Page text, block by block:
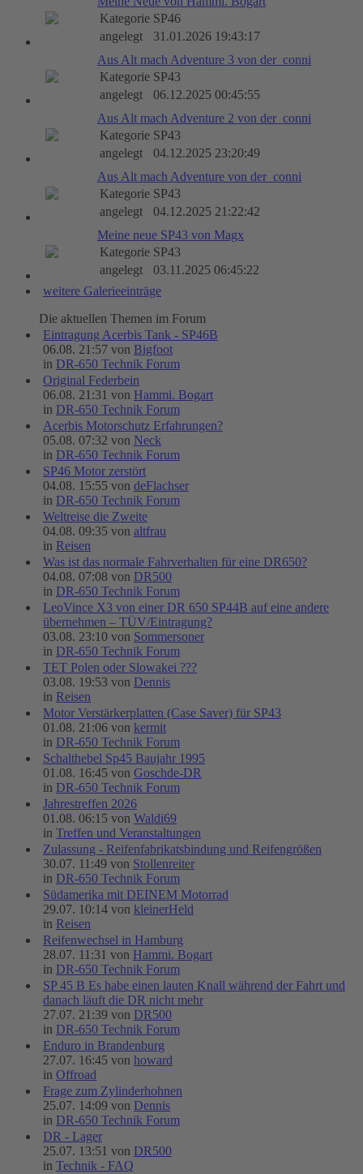
Kategorie SP46
angelegt
31.01.2026 19:43:17
Aus Alt mach Adventure 3 von der_conni
Kategorie SP43
angelegt
06.12.2025 00:45:55
Aus Alt mach Adventure 2 von der_conni
Kategorie SP43
angelegt
04.12.2025 23:20:49
Aus Alt mach Adventure von der_conni
Kategorie SP43
angelegt
04.12.2025 21:22:42
Meine neue SP43 von Magx
Kategorie SP43
angelegt
03.11.2025 06:45:22
weitere Galerieeinträge
Die aktuellen Themen im Forum
Eintragung Acerbis Tank - SP46B
06.08. 21:57 von Bigfoot
in DR-650 Technik Forum
Original Federbein
06.08. 21:31 von Hammi. Bogart
in DR-650 Technik Forum
Acerbis Motorschutz Erfahrungen?
05.08. 07:32 von Neck
in DR-650 Technik Forum
SP46 Motor zerstört
04.08. 15:55 von deFlachser
in DR-650 Technik Forum
Weltreise die Zweite
04.08. 09:35 von altfrau
in Reisen
Was ist das normale Fahrverhalten für eine DR650?
04.08. 07:08 von DR500
in DR-650 Technik Forum
LeoVince X3 von einer DR 650 SP44B auf eine andere
übernehmen – TÜV/Eintragung?
03.08. 23:10 von Sommersoner
in DR-650 Technik Forum
TET Polen oder Slowakei ???
03.08. 19:53 von Dennis
in Reisen
Motor Verstärkerplatten (Case Saver) für SP43
01.08. 21:06 von kermit
in DR-650 Technik Forum
Schalthebel Sp45 Baujahr 1995
01.08. 16:45 von Goschde-DR
in DR-650 Technik Forum
Jahrestreffen 2026
01.08. 06:15 von Waldi69
in Treffen und Veranstaltungen
Zulassung - Reifenfabrikatsbindung und Reifengrößen
30.07. 11:49 von Stollenreiter
in DR-650 Technik Forum
Südamerika mit DEINEM Motorrad
29.07. 10:14 von kleinerHeld
in Reisen
Reifenwechsel in Hamburg
28.07. 11:31 von Hammi. Bogart
in DR-650 Technik Forum
SP 45 B Es habe einen lauten Knall während der Fahrt und
danach läuft die DR nicht mehr
27.07. 21:39 von DR500
in DR-650 Technik Forum
Enduro in Brandenburg
27.07. 16:45 von howard
in Offroad
Frage zum Zylinderhohnen
25.07. 14:09 von Dennis
in DR-650 Technik Forum
DR - Lager
25.07. 13:51 von DR500
in Technik - FAQ